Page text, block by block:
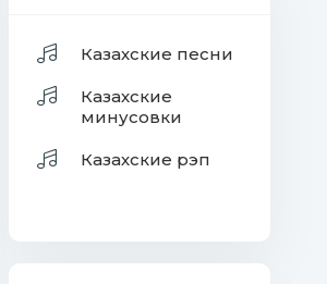
Казахские песни
Казахские
минусовки
Казахские рэп